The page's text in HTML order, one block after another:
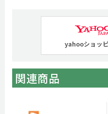
yahooショッ
関連商品